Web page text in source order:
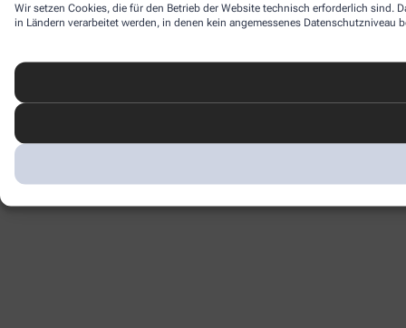
Wir setzen Cookies, die für den Betrieb der Website technisch erforderlich sind.
in Ländern verarbeitet werden, in denen kein angemessenes